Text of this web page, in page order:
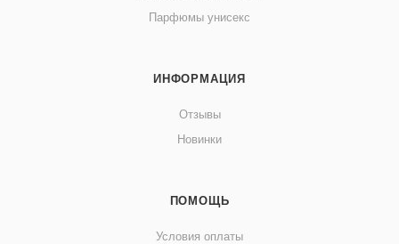
Парфюмы унисекс
ИНФОРМАЦИЯ
Отзывы
Новинки
ПОМОЩЬ
Условия оплаты